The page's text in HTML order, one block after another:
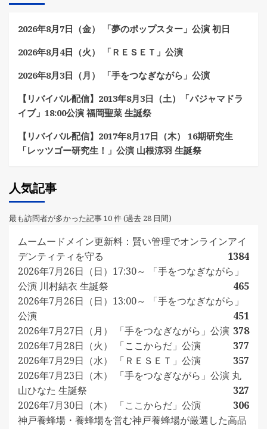
2026年8月7日（金） 「夢のポップスター」公演 初日
2026年8月4日（火） 「ＲＥＳＥＴ」公演
2026年8月3日（月） 「手をつなぎながら」公演
【リバイバル配信】2013年8月3日（土）「パジャマドラ
イブ」18:00公演 福岡聖菜 生誕祭
【リバイバル配信】2017年8月17日（木） 16期研究生
「レッツゴー研究生！」公演 山根涼羽 生誕祭
人気記事
最も訪問者が多かった記事 10 件 (過去 28 日間)
ムームードメイン更新料：賢い管理でオンラインアイ
デンティティを守る
1384
2026年7月26日（日）17:30～ 「手をつなぎながら」
公演 川村結衣 生誕祭
465
2026年7月26日（日）13:00～ 「手をつなぎながら」
公演
451
2026年7月27日（月） 「手をつなぎながら」公演 378
2026年7月28日（火） 「ここからだ」公演
377
2026年7月29日（水） 「ＲＥＳＥＴ」公演
357
2026年7月23日（木） 「手をつなぎながら」公演 丸
山ひなた 生誕祭
327
2026年7月30日（木） 「ここからだ」公演
306
神戸養蜂場・養蜂場を営む神戸養蜂場が厳選した高品